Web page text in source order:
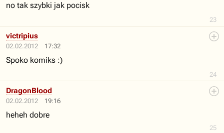
23
no tak szybki jak pocisk
02.02.2012 17:32
24
victripius
Spoko komiks :)
02.02.2012 19:16
25
DragonBlood
heheh dobre